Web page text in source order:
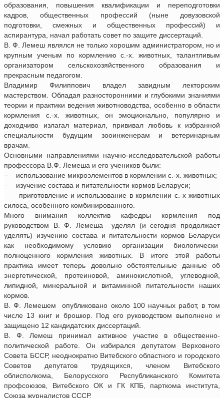
образования, повышения квалификации и переподготовки
кадров, общественных профессий (ныне довузовской
подготовки, смежных и общественных профессий) и
аспирантура, начал работать совет по защите диссертаций.
В. Ф. Лемеш являлся не только хорошим администратором, но и
крупным ученым по кормлению с.-х. животных, талантливым
организатором сельскохозяйственного образования и
прекрасным педагогом.
Владимир Филиппович владел завидным лекторским
мастерством. Обладая разносторонними и глубокими знаниями
теории и практики ведения животноводства, особенно в области
кормления с.-х. животных, он эмоционально, популярно и
доходчиво излагал материал, прививал любовь к избранной
специальности будущим зооинженерам и ветеринарным
врачам.
Основными направлениями научно-исследовательской работы
профессора В.Ф. Лемеша и его учеников были:
– использование микроэлементов в кормлении с.-х. животных;
– изучение состава и питательности кормов Беларуси;
– приготовление и использование в кормлении с.-х животных
силоса, особенного комбинированного.
Много внимания коллектив кафедры кормления под
руководством В. Ф. Лемеша уделял (и сегодня продолжает
уделять) изучению состава и питательности кормов Беларуси
как необходимому условию организации биологически
полноценного кормления животных. В итоге этой работы
практика имеет теперь довольно обстоятельные данные об
энергетической, протеиновой, аминокислотной, углеводной,
липидной, минеральной и витаминной питательности наших
кормов.
В. Ф. Лемешем опубликовано около 100 научных работ, в том
числе 13 книг и брошюр. Под его руководством выполнено и
защищено 12 кандидатских диссертаций.
В. Ф. Лемеш принимал активное участие в общественно-
политической работе. Он избирался депутатом Верховного
Совета БССР, неоднократно Витебского областного и городского
Советов депутатов трудящихся, членом Витебского
облисполкома, Белорусского Республиканского Комитета
профсоюзов, Витебского ОК и ГК КПБ, парткома института,
Союза журналистов СССР.